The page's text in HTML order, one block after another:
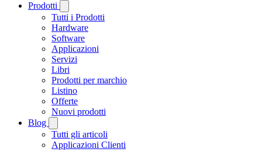
Prodotti
Tutti i Prodotti
Hardware
Software
Applicazioni
Servizi
Libri
Prodotti per marchio
Listino
Offerte
Nuovi prodotti
Blog
Tutti gli articoli
Applicazioni Clienti